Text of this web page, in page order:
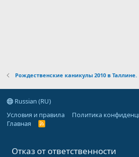
Рождественские каникулы 2010 в Таллине.
Russian (RU)
Условия и правила
Политика
Главная
R
Отказ от ответственности